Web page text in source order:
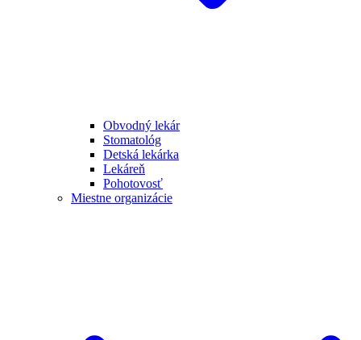
Obvodný lekár
Stomatológ
Detská lekárka
Lekáreň
Pohotovosť
Miestne organizácie